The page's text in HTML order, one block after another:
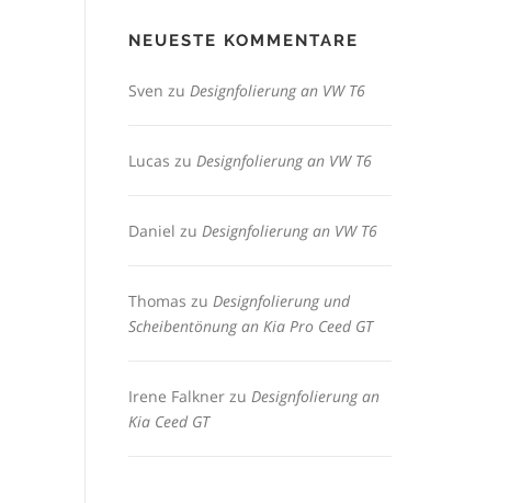
NEUESTE KOMMENTARE
Sven zu Designfolierung an VW T6
Lucas zu Designfolierung an VW T6
Daniel zu Designfolierung an VW T6
Thomas zu Designfolierung und
Scheibentönung an Kia Pro Ceed GT
Irene Falkner zu Designfolierung an
Kia Ceed GT